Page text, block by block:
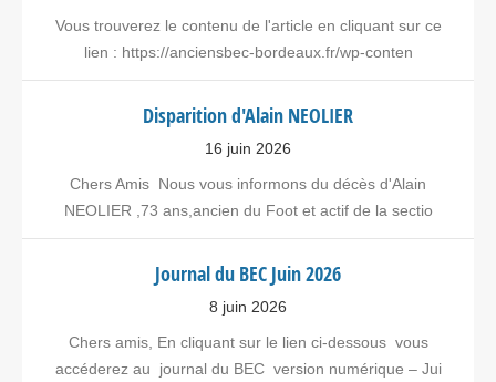
Vous trouverez le contenu de l'article en cliquant sur ce
lien : https://anciensbec-bordeaux.fr/wp-conten
Disparition d'Alain NEOLIER
16 juin 2026
Chers Amis Nous vous informons du décès d'Alain
NEOLIER ,73 ans,ancien du Foot et actif de la sectio
Journal du BEC Juin 2026
8 juin 2026
Chers amis, En cliquant sur le lien ci-dessous vous
accéderez au journal du BEC version numérique – Jui